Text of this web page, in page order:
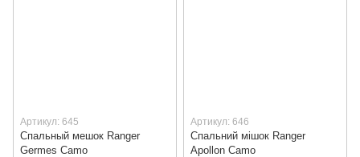
Артикул: 645
Спальный мешок Ranger
Germes Camo
Артикул: 646
Спальний мішок Ranger
Apollon Camo